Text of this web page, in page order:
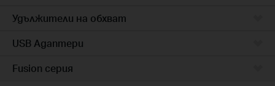
Удължители на обхват
USB Адаптери
Fusion серия